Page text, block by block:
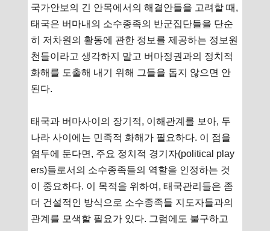
국가안보의 긴 안목에서의 해결안들을 고려할 때,
태국은 버마내의 소수종족의 반군집단들을 단순
히 저차원의 활동에 관한 정보를 제공하는 정보원
천들이라고 생각하지 말고 버마정권과의 정치적
화해를 도출해 내기 위해 그들을 돕지 않으면 안
된다.
태국과 버마사이의 장기적, 이해관계를 보아, 두
나라 사이에는 민족적 화해가 필요하다. 이 점을
염두에 둔다면, 주요 정치적 경기자(political play
ers)들로서의 소수종족들의 역할을 인정하는 것
이 중요하다. 이 목적을 위하여, 태국관리들은 좀
더 건설적인 방식으로 소수종족들 지도자들과의
관계를 모색할 필요가 있다. 그럼에도 불구하고